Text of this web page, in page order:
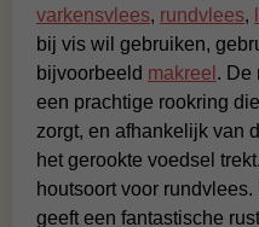
varkensvlees, rundvlees,
bij vis wil gebruiken,
bijvoorbeeld makreel . De
een prachtige rookring
zorgt, en afhankelijk van
het gerookte voedsel
houtsoort voor
geeft een fantastische